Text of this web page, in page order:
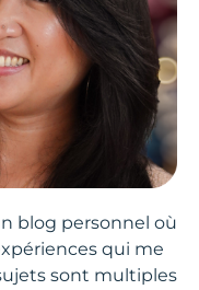
blog personnel où
qui me
sont multiples